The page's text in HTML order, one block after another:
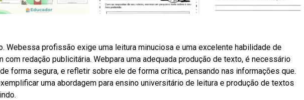
Webessa profissão exige uma leitura minuciosa e uma excelente habilidade de
redação publicitária. Webpara uma adequada produção de texto, é necessário
forma segura, e refletir sobre ele de forma crítica, pensando nas informações que.
uma abordagem para ensino universitário de leitura e produção de textos